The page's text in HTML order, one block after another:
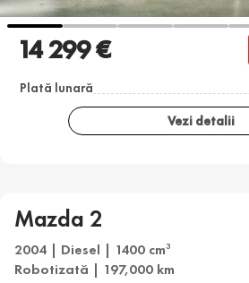
14 299 €
Plată lunară
Vezi detalii
Mazda 2
2004 | Diesel | 1400 cm3
Robotizată | 197,000 km